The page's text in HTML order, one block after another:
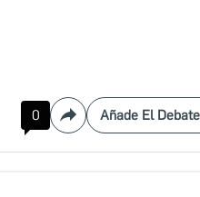
0 Compartir
Añade El